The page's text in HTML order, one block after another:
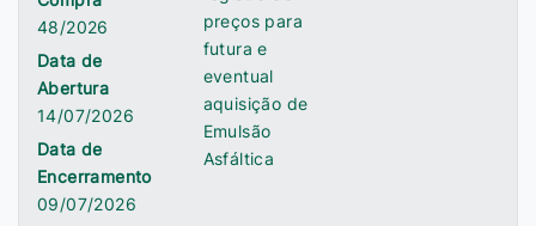
48/2026
Data de
Abertura
14/07/2026
Data de
Encerramento
09/07/2026
preços para
futura e
eventual
aquisição de
Emulsão
Asfáltica